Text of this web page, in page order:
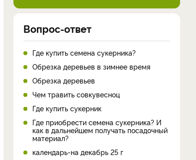
Вопрос-ответ
Где купить семена сукерника?
Обрезка деревьев в зимнее время
Обрезка деревьев
Чем травить совкувесноц
Где купить сукерник
Где приобрести семена сукерника? И
как в дальнейшем получать посадочный
материал?
календарь-на декабрь 25 г